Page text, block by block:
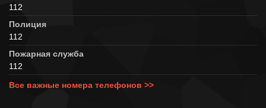
112
Полиция
112
Пожарная служба
112
Все важные номера телефонов >>